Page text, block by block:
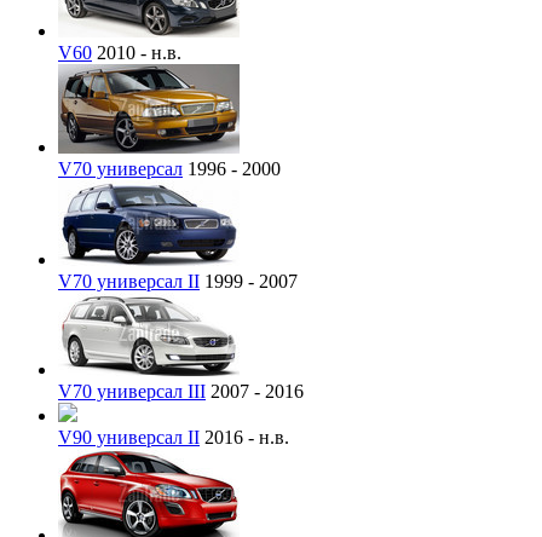
V60 2010 - н.в.
V70 универсал 1996 - 2000
V70 универсал II 1999 - 2007
V70 универсал III 2007 - 2016
V90 универсал II 2016 - н.в.